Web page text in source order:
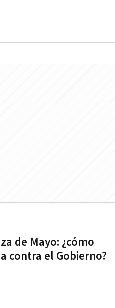
de Mayo: ¿cómo
contra el Gobierno?